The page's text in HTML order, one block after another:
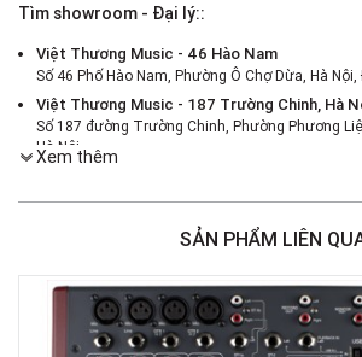
Tìm showroom - Đại lý::
Việt Thương Music - 46 Hào Nam
Số 46 Phố Hào Nam, Phường Ô Chợ Dừa, Hà
Việt Thương Music - 187 Trường Chinh, Hà
Số 187 đường Trường Chinh, Phường Phương
Hà Nội
Việt Thương Music - 369 Điện Biên Phủ
Việt Thương Music - 180 Võ Thị Sáu
180B Võ Thị Sáu, Phường Xuân Hòa, TPHCM,
Việt Thương Music - Crescent Mall
Xem thêm
SẢN PHẨM LIÊN